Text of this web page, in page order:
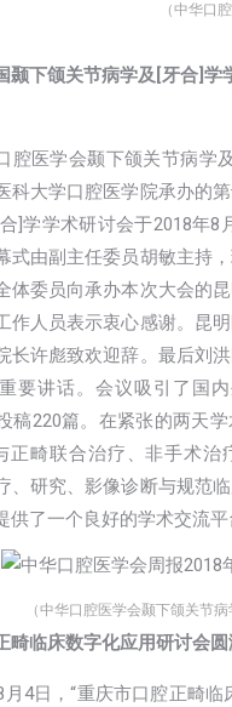
（中华口
颞下颌关节病学及[牙合]学
腔医学会颞下颌关节病学
科大学口腔医学院承办的
]学学术研讨会于2018年8
式由副主任委员胡敏主持
体委员向承办本次大会的
作人员表示衷心感谢。昆
长许彪致欢迎辞。最后刘
要讲话。 会议吸引了国
稿220篇。在紧张的两天
正畸联合治疗、非手术治
、研究、影像诊断与规范
供了一个良好的学术交流平
（中华口腔医学会颞下颌关节
畸临床数字化应用研讨会
月4日，“重庆市口腔正畸临